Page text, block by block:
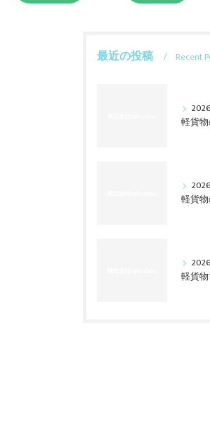
最近の投稿 Recent